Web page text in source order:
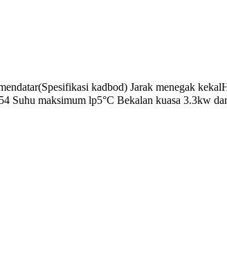
kadbod) Jarak menegak
Suhu maksimum lp5°C Bekalan kuasa 3.3kw